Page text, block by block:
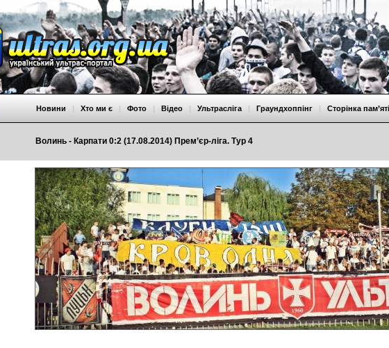
Волинь - Карпати 0:2 (17.08.2014) Прем’єр-ліга. Тур 4
Новини | Хто ми є | Фото | Відео | Ультрасліга | Граундхоппінг | Сторінка пам’яті